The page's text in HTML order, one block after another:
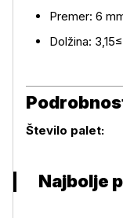
Premer: 6
Dolžina:
Podrobnosti
Število palet:
Najbolje